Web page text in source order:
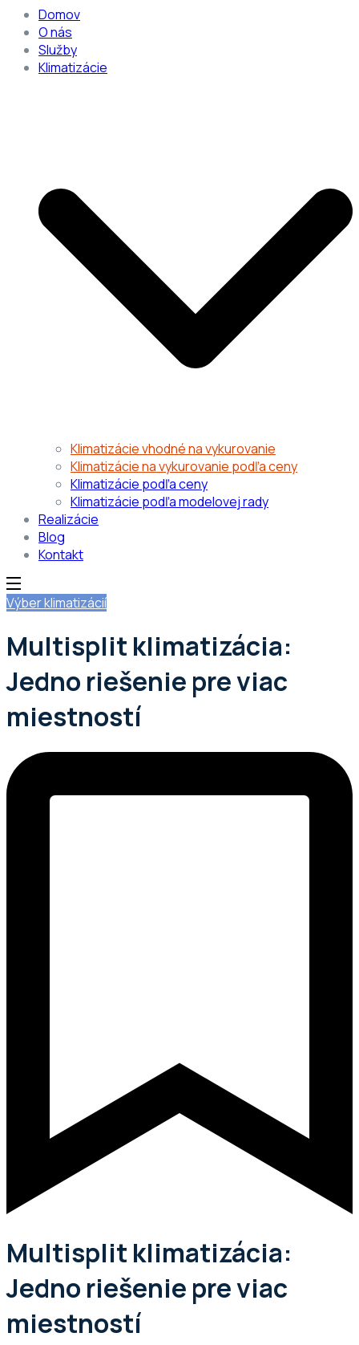
Domov
O nás
Služby
Klimatizácie
Klimatizácie vhodné na vykurovanie
Klimatizácie na vykurovanie podľa ceny
Klimatizácie podľa ceny
Klimatizácie podľa modelovej rady
Realizácie
Blog
Kontakt
Výber klimatizácií
Multisplit klimatizácia:
Jedno riešenie pre viac
miestností
Multisplit klimatizácia:
Jedno riešenie pre viac
miestností